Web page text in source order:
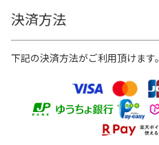
決済方法
下記の決済方法がご利用頂けます。